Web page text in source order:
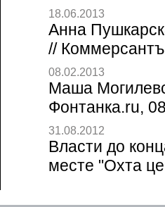
18.06.2013
Анна
//
08.02.2013
Маша
Фонтанка.ru,
31.08.2012
Власти до
месте "Охта